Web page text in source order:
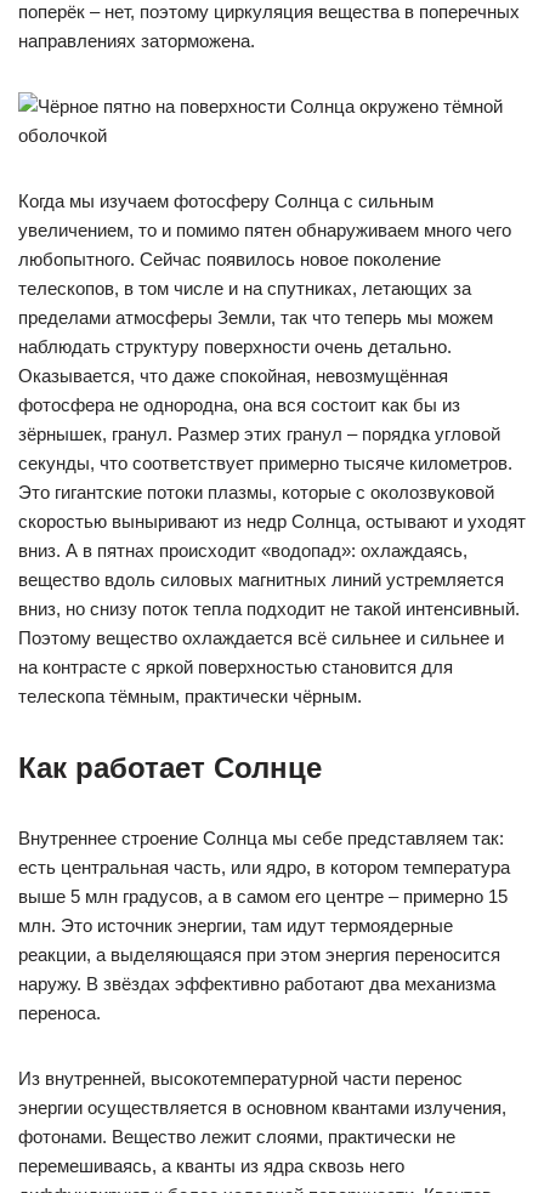
поперёк – нет, поэтому циркуляция вещества в поперечных
направлениях заторможена.
Когда мы изучаем фотосферу Солнца с сильным
увеличением, то и помимо пятен обнаруживаем много чего
любопытного. Сейчас появилось новое поколение
телескопов, в том числе и на спутниках, летающих за
пределами атмосферы Земли, так что теперь мы можем
наблюдать структуру поверхности очень детально.
Оказывается, что даже спокойная, невозмущённая
фотосфера не однородна, она вся состоит как бы из
зёрнышек, гранул. Размер этих гранул – порядка угловой
секунды, что соответствует примерно тысяче километров.
Это гигантские потоки плазмы, которые с околозвуковой
скоростью выныривают из недр Солнца, остывают и уходят
вниз. А в пятнах происходит «водопад»: охлаждаясь,
вещество вдоль силовых магнитных линий устремляется
вниз, но снизу поток тепла подходит не такой интенсивный.
Поэтому вещество охлаждается всё сильнее и сильнее и
на контрасте с яркой поверхностью становится для
телескопа тёмным, практически чёрным.
Как работает Солнце
Внутреннее строение Солнца мы себе представляем так:
есть центральная часть, или ядро, в котором температура
выше 5 млн градусов, а в самом его центре – примерно 15
млн. Это источник энергии, там идут термоядерные
реакции, а выделяющаяся при этом энергия переносится
наружу. В звёздах эффективно работают два механизма
переноса.
Из внутренней, высокотемпературной части перенос
энергии осуществляется в основном квантами излучения,
фотонами. Вещество лежит слоями, практически не
перемешиваясь, а кванты из ядра сквозь него